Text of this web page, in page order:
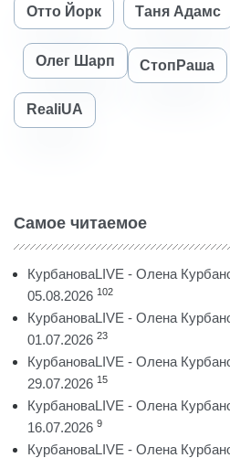
Отто Йорк Таня Адамс
Олег Шарп СтопРаша
RealiUA
Самое читаемое
КурбановаLIVE - Олена
05.08.2026 102
КурбановаLIVE - Олена
01.07.2026 23
КурбановаLIVE - Олена
29.07.2026 15
КурбановаLIVE - Олена
16.07.2026 9
КурбановаLIVE - Олена